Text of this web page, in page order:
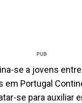
PUB
se a jovens
em Portugal
se para auxiliar